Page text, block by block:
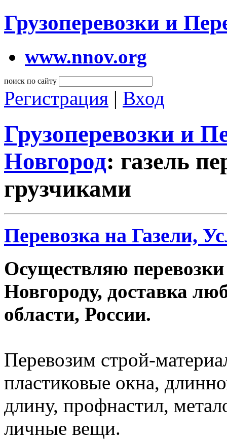
Грузоперевозки и
www.nnov.org
поиск по сайту
Регистрация | Вход
Грузоперевозки и
Новгород: газель
грузчиками
Перевозка на Газели,
Осуществляю
Новгороду, доставка
области, России.
Перевозим строй-
пластиковые окна,
длину, профнастил,
личные вещи.